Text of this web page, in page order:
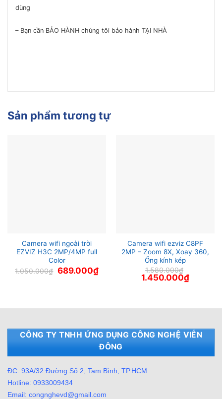
dùng
– Bạn cần BẢO HÀNH chúng tôi bảo hành TẠI NHÀ
Sản phẩm tương tự
Camera wifi ngoài trời
EZVIZ H3C 2MP/4MP full
Color
1.050.000₫ Giá
gốc
689.000₫Giá
hiện
Camera wifi ezviz C8PF
2MP – Zoom 8X, Xoay 360,
Ống kính kép
1.580.000₫
Giá
gốc
1.450.000₫Giá
CÔNG TY TNHH ỨNG DỤNG CÔNG NGHỆ VIỄN
ĐÔNG
ĐC: 93A/32 Đường Số 2, Tam Bình, TP.HCM
Hotline: 0933009434
Email: congnghevd@gmail.com